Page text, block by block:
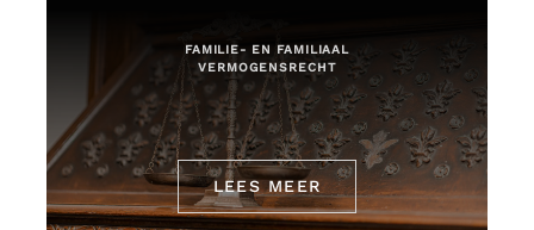
FAMILIE- EN FAMILIAAL
VERMOGENSRECHT
LEES MEER